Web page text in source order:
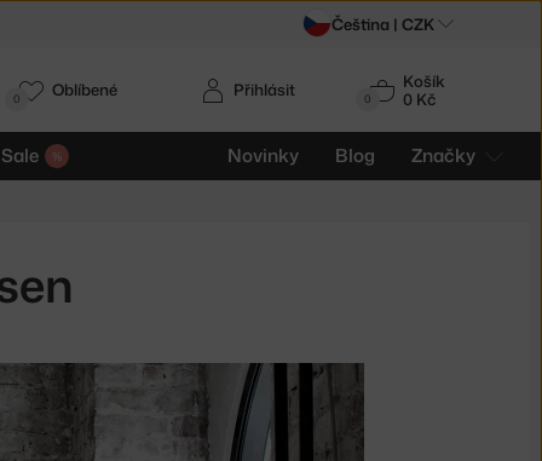
0
Košík
0 Kč
Novinky Blog Značky
Přihlásit
0 Oblíbené
Čeština | CZK